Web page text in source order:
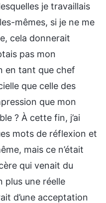
je travaillais
mêmes, si je ne me
cela donnerait
pas mon
en tant que chef
que celle des
que mon
? À cette fin, j’ai
mots de réflexion et
mais ce n’était
qui venait du
plus une réelle
d’une acceptation